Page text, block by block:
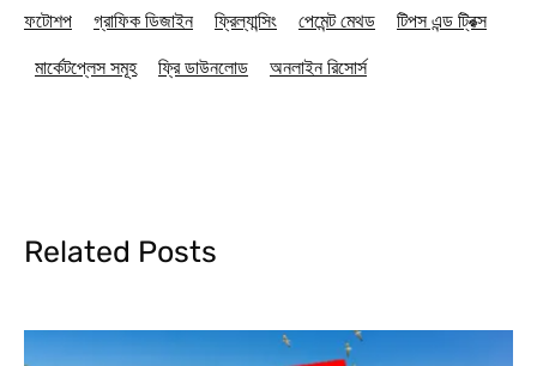
ফটোশপ গ্রাফিক ডিজাইন ফ্রিল্যান্সিং পেমেন্ট মেথড টিপস এন্ড ট্রিক্স
মার্কেটপ্লেস সমূহ ফ্রি ডাউনলোড অনলাইন রিসোর্স
Related Posts